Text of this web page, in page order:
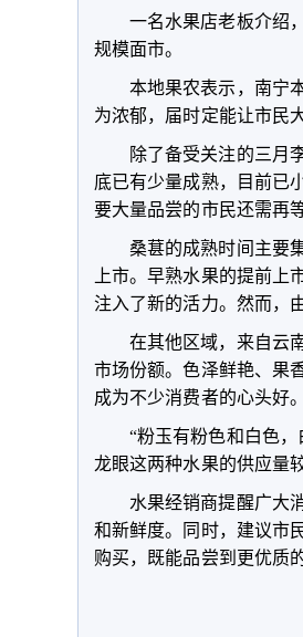
一名水果店老板介绍
规模面市。
本地果农表示，南宁
为浓郁，届时定能让市民
除了备受关注的三月
底已有少量成熟，目前已
要大量品尝的市民还需再
桑葚的成熟时间主要
上市。早熟水果的提前
注入了新的活力。然而，
在其他区域，来自云
市场份额。色泽鲜艳、果
成为不少消费者的心头好
“粉玉有粉色和白色
龙眼这两种水果的供应量
水果经销商提醒广大
和新鲜度。同时，建议市
购买，既能品尝到更优质